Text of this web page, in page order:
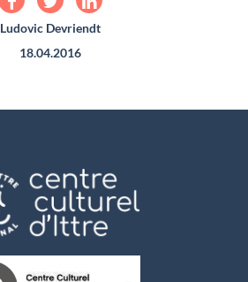
Ludovic Devriendt
18.04.2016